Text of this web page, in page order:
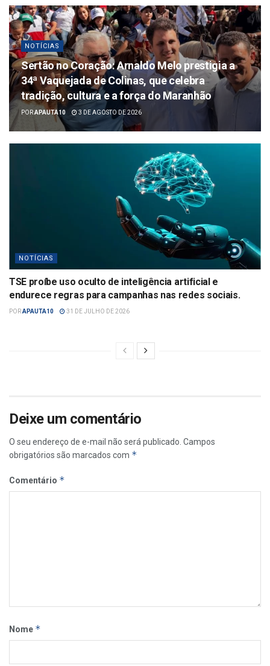
NOTÍCIAS
Sertão no Coração: Arnaldo Melo prestigia a
34ª Vaquejada de Colinas, que celebra
tradição, cultura e a força do Maranhão
PORAPAUTA10 3 DE AGOSTO DE 2026
NOTÍCIAS
TSE proíbe uso oculto de inteligência artificial e
endurece regras para campanhas nas redes sociais.
PORAPAUTA10 31 DE JULHO DE 2026
Deixe um comentário
O seu endereço de e-mail não será publicado. Campos
obrigatórios são marcados com *
Comentário *
Nome *